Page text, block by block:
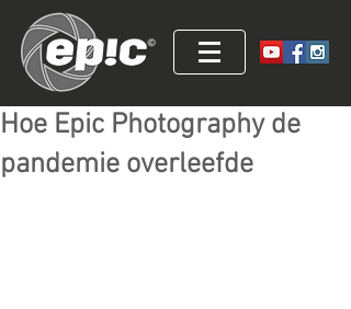
Hoe Epic Photography de
pandemie overleefde